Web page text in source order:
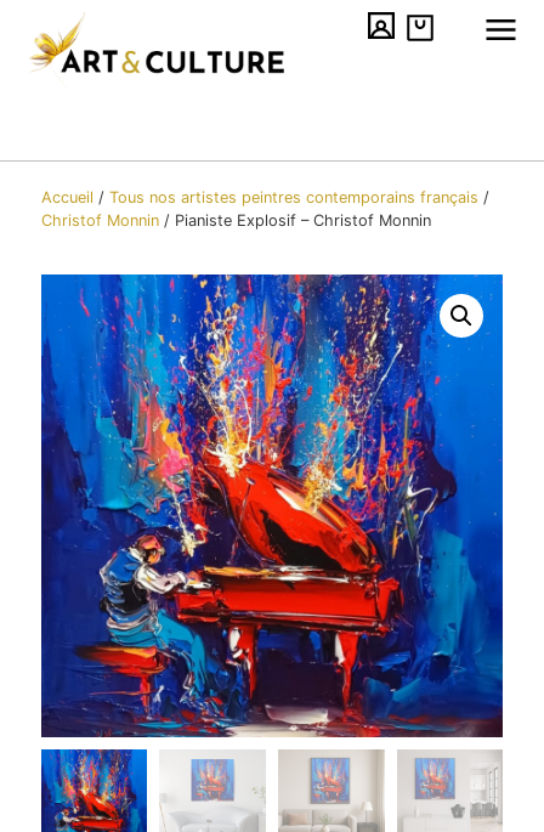
Accueil / Tous nos artistes peintres contemporains​ français /
Christof Monnin/ Pianiste Explosif – Christof Monnin